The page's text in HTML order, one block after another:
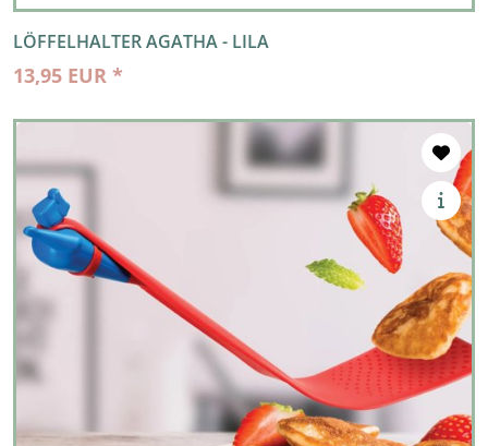
LÖFFELHALTER AGATHA - LILA
13,95 EUR *